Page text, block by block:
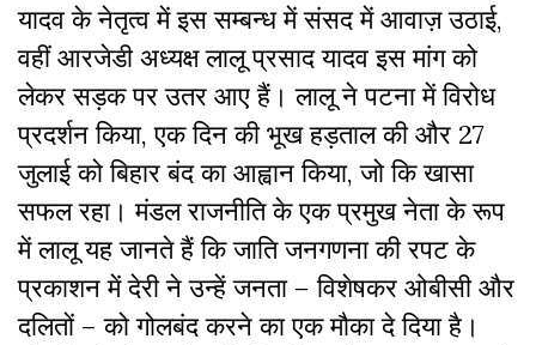
यादव के नेतृत्व में इस सम्बन्ध में संसद में आवाज़ उठाई,
वहीं आरजेडी अध्यक्ष लालू प्रसाद यादव इस मांग को
लेकर सड़क पर उतर आए हैं। लालू ने पटना में विरोध
प्रदर्शन किया, एक दिन की भूख हड़ताल की और 27
जुलाई को बिहार बंद का आह्वान किया, जो कि खासा
सफल रहा। मंडल राजनीति के एक प्रमुख नेता के रूप
में लालू यह जानते हैं कि जाति जनगणना की रपट के
प्रकाशन में देरी ने उन्हें जनता – विशेषकर ओबीसी और
दलितों – को गोलबंद करने का एक मौका दे दिया है।